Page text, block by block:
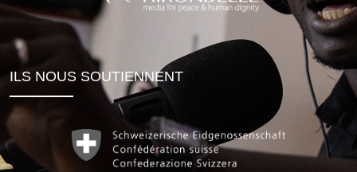
ILS NOUS SOUTIENNENT